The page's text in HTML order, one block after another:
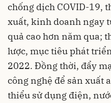
chống dịch COVID-19,
xuất, kinh doanh ngay
quả cao hơn năm qua;
lược, mục tiêu phát
2022. Đồng thời, đẩy
công nghệ để sản xuất
thiểu sử dụng điện,